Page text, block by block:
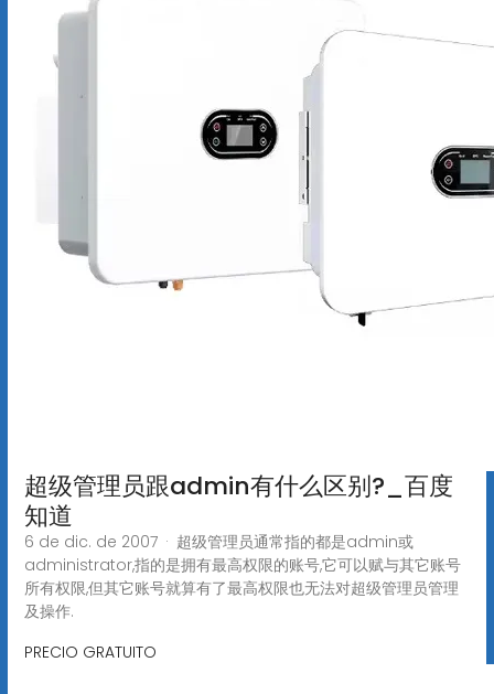
超级管理员跟admin有什么区别?_百度
知道
6 de dic. de 2007 · 超级管理员通常指的都是admin或
administrator,指的是拥有最高权限的账号,它可以赋与其它账号
所有权限,但其它账号就算有了最高权限也无法对超级管理员管理
及操作.
PRECIO GRATUITO